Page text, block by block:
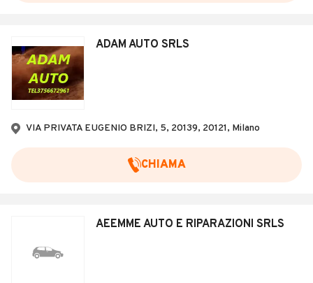
ADAM AUTO SRLS
VIA PRIVATA EUGENIO BRIZI, 5, 20139, 20121, Milano
CHIAMA
AEEMME AUTO E RIPARAZIONI SRLS